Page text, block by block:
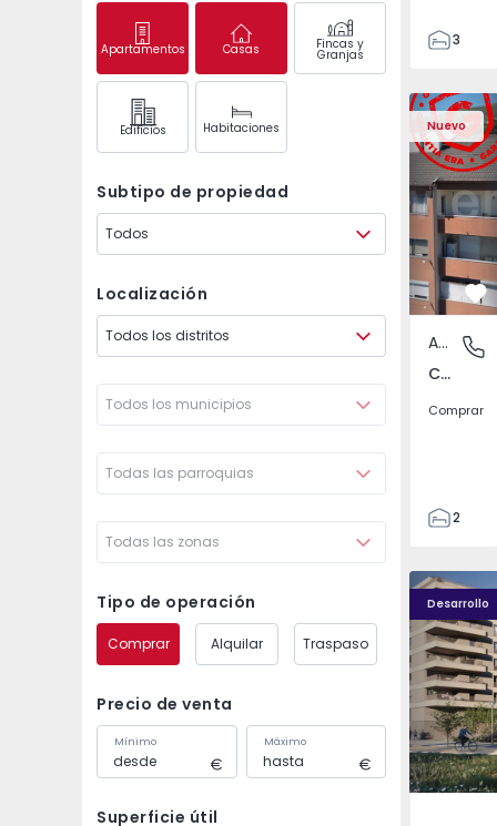
Apartamentos Casas Fincas y
Granjas
Edifícios Habitaciones
Subtipo de propiedad
Todos
Localización
Todos los distritos
Todos los municipios
Todas las parroquias
Todas las zonas
Tipo de operación
Comprar Alquilar Traspaso
Precio de venta
Mínimo Máximo
Superficie útil
3
138
153
2
Nuevo
Apartamento T2
Covilhã
Apartamento
Covilhã e Canhoso, Castelo Branco
Comprar
2
85
85
0
4
Desarrollo
PLENO